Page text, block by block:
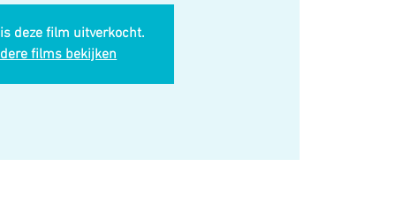
deze film uitverkocht.
films bekijken